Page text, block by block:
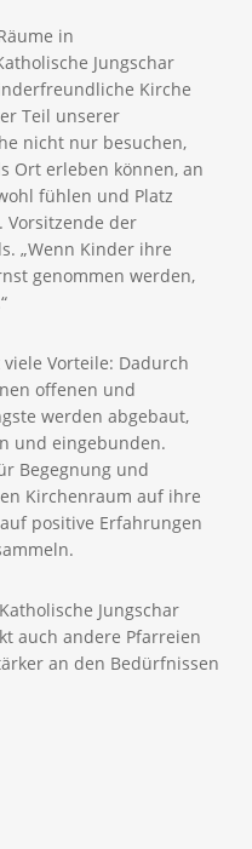
in
Jungschar
Kirche
Teil unserer
nicht nur besuchen,
Ort erleben können, an
fühlen und Platz
Vorsitzende der
„Wenn Kinder ihre
genommen werden,
Vorteile: Dadurch
offenen und
werden abgebaut,
und eingebunden.
Begegnung und
Kirchenraum auf ihre
positive Erfahrungen
Jungschar
auch andere Pfarreien
an den Bedürfnissen